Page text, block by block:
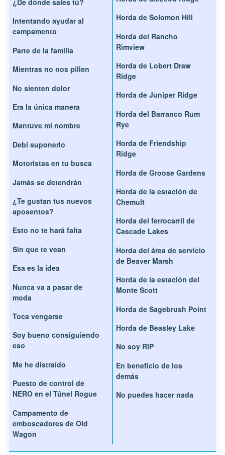
¿De dónde sales tú?
Intentando ayudar al
campamento
Parte de la familia
Mientras no nos pillen
No sienten dolor
Era la única manera
Mantuve mi nombre
Debí suponerlo
Motoristas en tu busca
Jamás se detendrán
¿Te gustan tus nuevos
aposentos?
Esto no te hará falta
Sin que te vean
Esa es la idea
Nunca va a pasar de
moda
Toca vengarse
Soy bueno consiguiendo
eso
Me he distraído
Puesto de control de
NERO en el Túnel Rogue
Campamento de
emboscadores de Old
Wagon
Horda de Solomon Hill
Horda del Rancho
Rimview
Horda de Lobert Draw
Ridge
Horda de Juniper Ridge
Horda del Barranco Rum
Rye
Horda de Friendship
Ridge
Horda de Groose Gardens
Horda de la estación de
Chemult
Horda del ferrocarril de
Cascade Lakes
Horda del área de servicio
de Beaver Marsh
Horda de la estación del
Monte Scott
Horda de Sagebrush Point
Horda de Beasley Lake
No soy RIP
En beneficio de los
demás
No puedes hacer nada